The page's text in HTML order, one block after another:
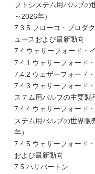
フトシステム用バルブの
～2026年）
7.3.5 フローコ・プロダ
ュースおよび最新動向
7.4 ウェザーフォード・
7.4.1 ウェザーフォード
7.4.2 ウェザーフォード
7.4.3 ウェザーフォード
ステム用バルブの主要製
7.4.4 ウェザーフォード
ステム用バルブの世界
年）
7.4.5 ウェザーフォード
および最新動向
7.5 ハリバートン